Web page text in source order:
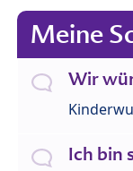
Meine
Wir
Ich bin